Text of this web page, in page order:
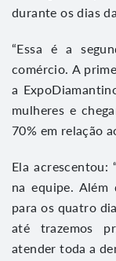
durante os dias
“Essa é a
comércio. A
a
mulheres e
70% em relação
Ela acrescentou:
na equipe. Além
para os quatro
até trazemos
atender toda a